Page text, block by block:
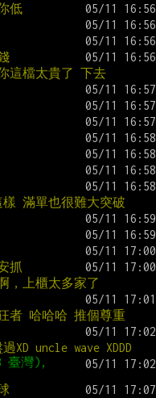
低
這檔太貴了 下去
樣 滿單也很難大突破
抓
，上櫃太多家了
者 哈哈哈 推個尊重
XD uncle wave XDDD
臺灣),